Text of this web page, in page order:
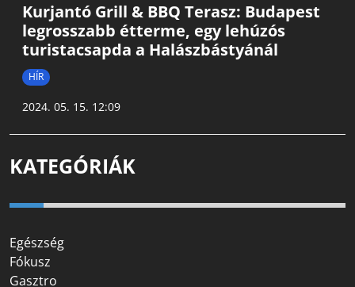
Kurjantó Grill & BBQ Terasz: Budapest
legrosszabb étterme, egy lehúzós
turistacsapda a Halászbástyánál
HÍR
2024. 05. 15. 12:09
KATEGÓRIÁK
Egészség
Fókusz
Gasztro